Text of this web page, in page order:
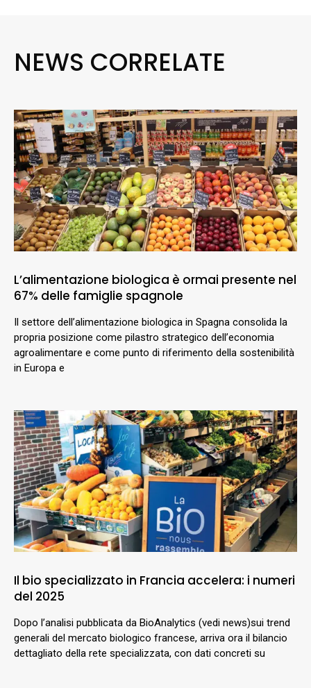
NEWS CORRELATE
L’alimentazione biologica è ormai presente nel
67% delle famiglie spagnole
Il settore dell’alimentazione biologica in Spagna consolida la
propria posizione come pilastro strategico dell’economia
agroalimentare e come punto di riferimento della sostenibilità
in Europa e
Il bio specializzato in Francia accelera: i numeri
del 2025
Dopo l’analisi pubblicata da BioAnalytics (vedi news)sui trend
generali del mercato biologico francese, arriva ora il bilancio
dettagliato della rete specializzata, con dati concreti su